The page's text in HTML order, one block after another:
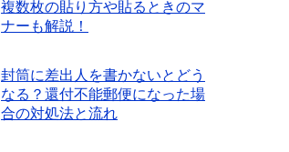
複数枚の貼り方や貼るときのマ
ナーも解説！
封筒に差出人を書かないとどう
なる？還付不能郵便になった場
合の対処法と流れ